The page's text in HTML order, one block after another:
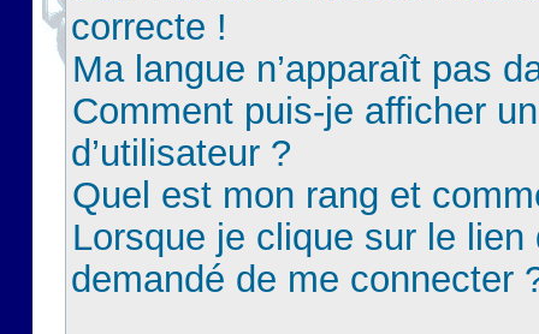
correcte !
Ma langue n’apparaît pas
Comment puis-je afficher
d’utilisateur ?
Quel est mon rang et
Lorsque je clique sur le lien
demandé de me connecter